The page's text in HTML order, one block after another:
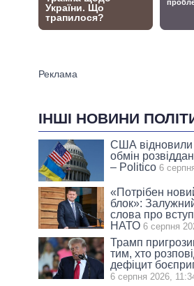
ІНШІ НОВИНИ
США відновили
обмін
– Politico 6
«Потрібен
блок»:
слова про
НАТО 6 серпня
Трамп
тим, хто
дефіцит
6 серпня 2026,